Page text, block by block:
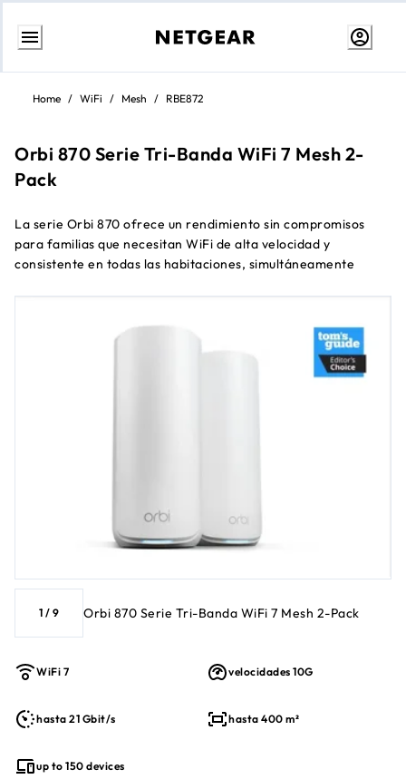
Ir
contenido
Home / WiFi / Mesh / RBE872
Orbi 870 Serie Tri-Banda WiFi 7 Mesh 2-
Pack
La serie Orbi 870 ofrece un rendimiento sin compromisos
para familias que necesitan WiFi de alta velocidad y
consistente en todas las habitaciones, simultáneamente
1 / 9 Orbi 870 Serie Tri-Banda WiFi 7 Mesh 2-Pack
WiFi 7 velocidades 10G
hasta 21 Gbit/s hasta 400 m²
up to 150 devices